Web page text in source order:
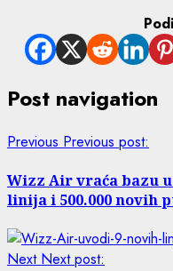
Post navigation
Previous Previous post:
Wizz Air vraća bazu
linija i 500.000 novih
Next Next post: